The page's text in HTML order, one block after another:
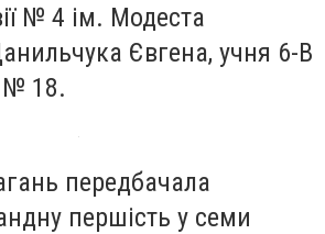
№ 4 ім. Модеста
Євгена, учня 6-В
№ 18.
передбачала
першість у семи